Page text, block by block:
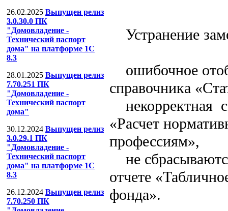
26.02.2025 Выпущен релиз
3.0.30.0 ПК
"Домовладение -
Технический паспорт
дома" на платформе 1С
8.3
28.01.2025 Выпущен релиз
7.70.251 ПК
"Домовладение -
Технический паспорт
дома"
30.12.2024 Выпущен релиз
3.0.29.1 ПК
"Домовладение -
Технический паспорт
дома" на платформе 1С
8.3
26.12.2024 Выпущен релиз
7.70.250 ПК
Устранение
ошибочное
справочника
некорректная
«Расчет
профессиям»,
не
отчете
фонда».